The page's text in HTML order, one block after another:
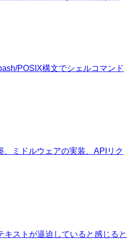
POSIX構文でシェルコマンド
ミドルウェアの実装、APIリク
ストが逼迫していると感じると